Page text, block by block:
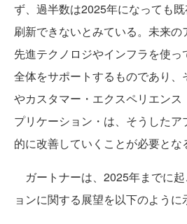
ず、過半数は2025年になっても
刷新できないとみている。未来の
先進テクノロジやインフラを使っ
全体をサポートするものであり
やカスタマー・エクスペリエン
プリケーション・は、そうした
的に改善していくことが必要とな
ガートナーは、2025年までに
ョンに関する展望を以下のように